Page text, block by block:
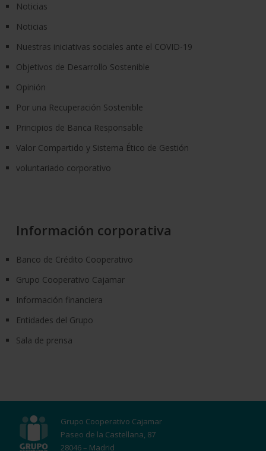
Noticias
Noticias
Nuestras iniciativas sociales ante el COVID-19
Objetivos de Desarrollo Sostenible
Opinión
Por una Recuperación Sostenible
Principios de Banca Responsable
Valor Compartido y Sistema Ético de Gestión
voluntariado corporativo
Información corporativa
Banco de Crédito Cooperativo
Grupo Cooperativo Cajamar
Información financiera
Entidades del Grupo
Sala de prensa
Grupo Cooperativo Cajamar
Paseo de la Castellana, 87
28046 – Madrid